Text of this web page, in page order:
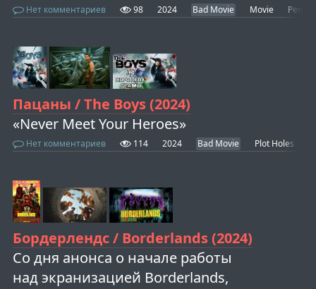
Нет комментариев 98 2024 Bad Movie Movie
Пацаны / The Boys (2024)
«Never Meet Your Heroes»
Нет комментариев 114 2024 Bad Movie Plot Holes
Бордерлендс / Borderlands (2024)
Со дня анонса о начале работы
над экранизацией Borderlands,